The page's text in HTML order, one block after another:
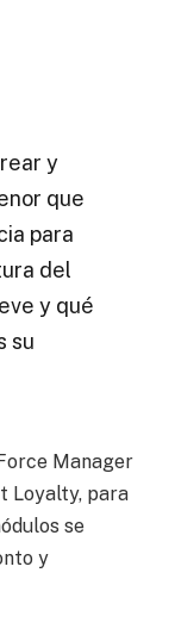
y
que
para
del
y qué
su
Manager
Loyalty, para
se
y